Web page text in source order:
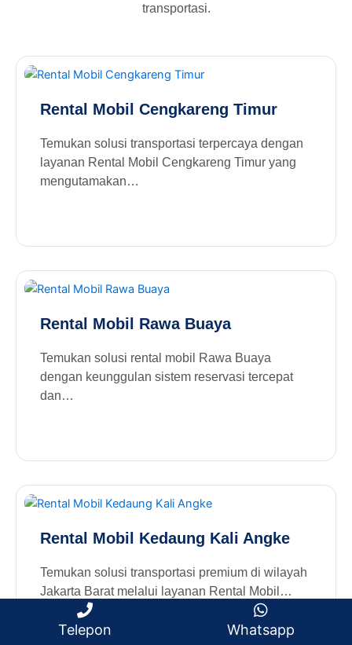
transportasi.
Rental Mobil Cengkareng Timur
Temukan solusi transportasi terpercaya dengan
layanan Rental Mobil Cengkareng Timur yang
mengutamakan…
Rental Mobil Rawa Buaya
Temukan solusi rental mobil Rawa Buaya
dengan keunggulan sistem reservasi tercepat
dan…
Rental Mobil Kedaung Kali Angke
Temukan solusi transportasi premium di wilayah
Jakarta Barat melalui layanan Rental Mobil…
Telepon Whatsapp